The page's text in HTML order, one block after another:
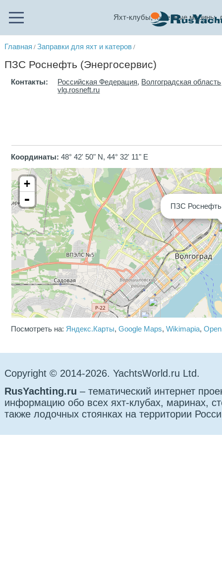
Яхт-клубы, яхтенные марины,
Главная / Заправки для яхт и катеров /
ПЗС Роснефть (Энергосервис)
Контакты: Российская Федерация, Волгоградская область
vlg.rosneft.ru
Координаты: 48° 42' 50" N, 44° 32' 11" E
ПЗС Роснефть
+
-
Посмотреть на: Яндекс.Карты,Google Maps,Wikimapia,
Copyright © 2014-2026. YachtsWorld.ru Ltd.
RusYachting.ru – тематический интернет
информацию обо всех яхт-клубах, маринах,
также лодочных стоянках на территории